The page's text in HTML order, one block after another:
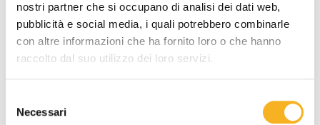
nostri partner che si occupano di analisi dei dati web,
pubblicità e social media, i quali potrebbero combinarle
con altre informazioni che ha fornito loro o che hanno
raccolto dal suo utilizzo dei loro servizi.
Necessari
TIPOLOGIE DI TASTIERA:
38 tasti